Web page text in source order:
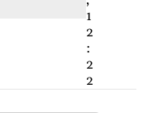
1
2
:
2
2